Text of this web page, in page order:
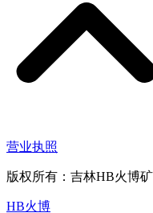
营业执照
版权所有：吉林HB火博
HB火博